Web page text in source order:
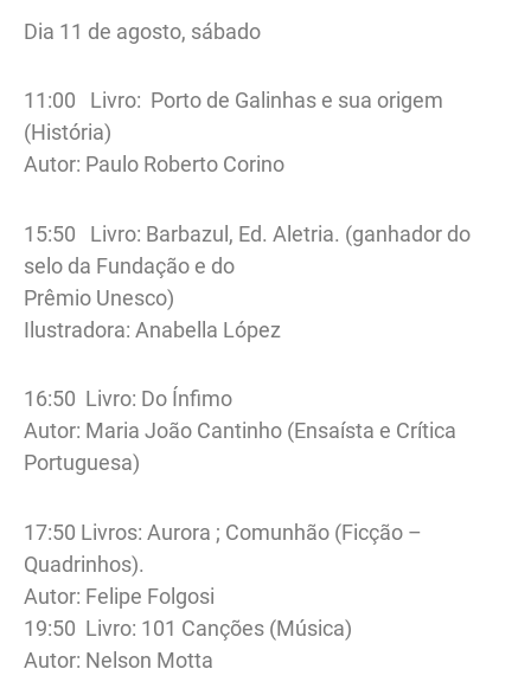
Dia 11 de agosto, sábado
11:00 Livro: Porto de Galinhas e sua origem
(História)
Autor: Paulo Roberto Corino
15:50 Livro: Barbazul, Ed. Aletria. (ganhador do
selo da Fundação e do
Prêmio Unesco)
Ilustradora: Anabella López
16:50 Livro: Do Ínfimo
Autor: Maria João Cantinho (Ensaísta e Crítica
Portuguesa)
17:50 Livros: Aurora ; Comunhão (Ficção –
Quadrinhos).
Autor: Felipe Folgosi
19:50 Livro: 101 Canções (Música)
Autor: Nelson Motta